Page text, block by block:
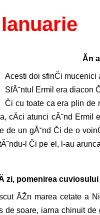
Ăn
Acesti doi sfinČi mucenici
SfĂ˘ntul Ermil era diacon
Či cu toate ca era plin de
cÄci atunci cĂ˘nd Ermil
de un gĂ˘nd Či de o
l Či pe el, l-au
zi, pomenirea
ĂŽn marea cetate a
soare, iarna chinuit de